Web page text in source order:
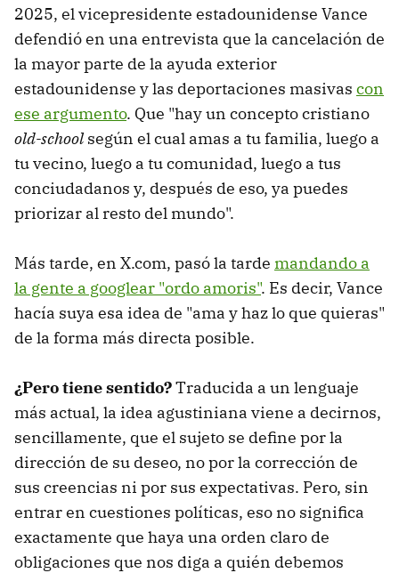
2025, el vicepresidente estadounidense Vance
defendió en una entrevista que la cancelación de
la mayor parte de la ayuda exterior
estadounidense y las deportaciones masivas con
ese argumento. Que "hay un concepto cristiano
old-schoolsegún el cual amas a tu familia, luego a
tu vecino, luego a tu comunidad, luego a tus
conciudadanos y, después de eso, ya puedes
priorizar al resto del mundo".
Más tarde, en X.com, pasó la tarde mandando a
la gente a googlear "ordo amoris". Es decir, Vance
hacía suya esa idea de "ama y haz lo que quieras"
de la forma más directa posible.
¿Pero tiene sentido?Traducida a un lenguaje
más actual, la idea agustiniana viene a decirnos,
sencillamente, que el sujeto se define por la
dirección de su deseo, no por la corrección de
sus creencias ni por sus expectativas. Pero, sin
entrar en cuestiones políticas, eso no significa
exactamente que haya una orden claro de
obligaciones que nos diga a quién debemos